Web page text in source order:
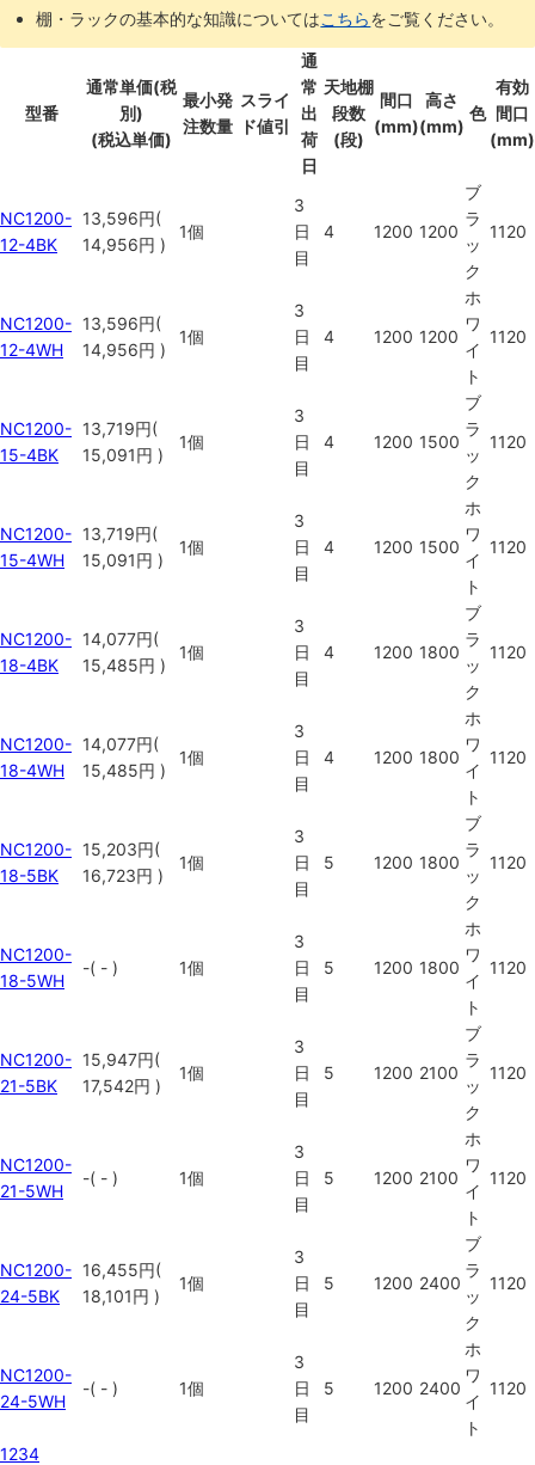
棚・ラックの基本的な知識についてはこちらをご覧ください。
型番
通常単価(税
別)
(税込単価)
最小発
注数量
スライ
ド値引
通
常
出
荷
日
天地棚
段数
(段)
間口
(mm)
高さ
(mm)
色
有効
間口
(mm)
NC1200-
12-4BK
13,596円(
14,956円 )
1個
3
日
目
4 1200 1200
ブ
ラ
ッ
ク
1120
NC1200-
12-4WH
13,596円(
14,956円 )
1個
3
日
目
4 1200 1200
ホ
ワ
イ
ト
1120
NC1200-
15-4BK
13,719円(
15,091円 )
1個
3
日
目
4 1200 1500
ブ
ラ
ッ
ク
1120
NC1200-
15-4WH
13,719円(
15,091円 )
1個
3
日
目
4 1200 1500
ホ
ワ
イ
ト
1120
NC1200-
18-4BK
14,077円(
15,485円 )
1個
3
日
目
4 1200 1800
ブ
ラ
ッ
ク
1120
NC1200-
18-4WH
14,077円(
15,485円 )
1個
3
日
目
4 1200 1800
ホ
ワ
イ
ト
1120
NC1200-
18-5BK
15,203円(
16,723円 )
1個
3
日
目
5 1200 1800
ブ
ラ
ッ
ク
1120
NC1200-
18-5WH
-( - ) 1個
3
日
目
5 1200 1800
ホ
ワ
イ
ト
1120
NC1200-
21-5BK
15,947円(
17,542円 )
1個
3
日
目
5 1200 2100
ブ
ラ
ッ
ク
1120
NC1200-
21-5WH
-( - ) 1個
3
日
目
5 1200 2100
ホ
ワ
イ
ト
1120
NC1200-
24-5BK
16,455円(
18,101円 )
1個
3
日
目
5 1200 2400
ブ
ラ
ッ
ク
1120
NC1200-
24-5WH
-( - ) 1個
3
日
目
5 1200 2400
ホ
ワ
イ
ト
1120
1234